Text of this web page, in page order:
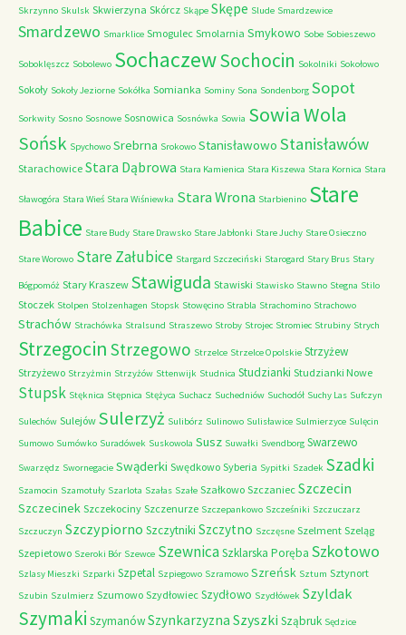
Skrzynno Skulsk Skwierzyna Skórcz Skąpe Skępe Slude Smardzewice
Smardzewo Smarklice Smogulec Smolarnia Smykowo Sobe Sobieszewo
Soboklęszcz Sobolewo SochaczewSochocin Sokolniki Sokołowo
Sokoły Sokoły Jeziorne Sokółka Somianka Sominy Sona Sondenborg Sopot
Sorkwity Sosno Sosnowe Sosnowica Sosnówka Sowia Sowia Wola
Sońsk Spychowo Srebrna Srokowo Stanisławowo Stanisławów
Starachowice Stara Dąbrowa Stara Kamienica Stara Kiszewa Stara Kornica Stara
Sławogóra Stara Wieś Stara Wiśniewka Stara Wrona Starbienino Stare
Babice Stare Budy Stare Drawsko Stare Jabłonki Stare Juchy Stare Osieczno
Stare Worowo Stare Załubice Stargard Szczeciński Starogard Stary Brus Stary
Bógpomóż Stary Kraszew Stawiguda Stawiski Stawisko Stawno Stegna Stilo
Stoczek Stolpen Stolzenhagen Stopsk Stowęcino Strabla Strachomino Strachowo
Strachów Strachówka Stralsund Straszewo Stroby Strojec Stromiec Strubiny Strych
Strzegocin Strzegowo Strzelce Strzelce Opolskie Strzyżew
Strzyżewo Strzyżmin Strzyżów Sttenwijk Studnica Studzianki Studzianki Nowe
Stupsk Stęknica Stępnica Stężyca Suchacz Suchedniów Suchodół Suchy Las Sufczyn
Sulechów Sulejów Sulerzyż Sulibórz Sulinowo Sulisławice Sulmierzyce Sulęcin
Sumowo Sumówko Suradówek Suskowola Susz Suwałki Svendborg Swarzewo
Swarzędz Swornegacie Swąderki Swędkowo Syberia Sypitki Szadek Szadki
Szamocin Szamotuły Szarlota Szałas Szałe Szałkowo Szczaniec Szczecin
Szczecinek Szczekociny Szczenurze Szczepankowo Szcześniki Szczuczarz
Szczuczyn Szczypiorno Szczytniki Szczytno Szczęsne Szelment Szeląg
Szepietowo Szeroki Bór Szewce SzewnicaSzklarska Poręba Szkotowo
Szlasy Mieszki Szparki Szpetal Szpiegowo Szramowo Szreńsk Sztum Sztynort
Szubin Szulmierz Szumowo Szydłowiec Szydłowo Szydłówek Szyldak
Szymaki SzymanówSzynkarzyzna Szyszki Sząbruk Sędzice